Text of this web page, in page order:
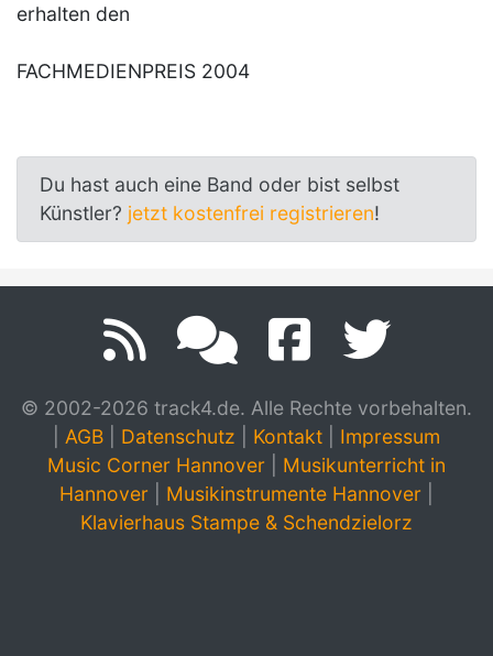
erhalten den
FACHMEDIENPREIS 2004
Du hast auch eine Band oder bist selbst
Künstler? jetzt kostenfrei registrieren!
© 2002-2026 track4.de. Alle Rechte vorbehalten.
AGB Datenschutz Kontakt
Impressum
Music Corner Hannover
Musikunterricht in
Hannover
Musikinstrumente Hannover
Klavierhaus Stampe & Schendzielorz